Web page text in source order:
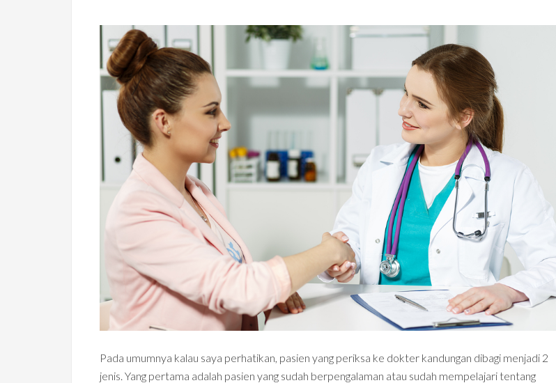
Pada umumnya kalau saya perhatikan, pasien yang periksa ke dokter kandungan dibagi menjadi 2
jenis. Yang pertama adalah pasien yang sudah berpengalaman atau sudah mempelajari tentang